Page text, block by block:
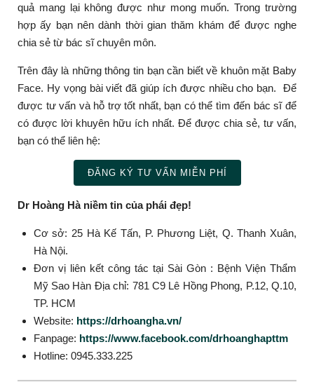
quả mang lại không được như mong muốn. Trong trường
hợp ấy bạn nên dành thời gian thăm khám để được nghe
chia sẻ từ bác sĩ chuyên môn.
Trên đây là những thông tin bạn cần biết về khuôn mặt Baby
Face. Hy vọng bài viết đã giúp ích được nhiều cho bạn. Để
được tư vấn và hỗ trợ tốt nhất, bạn có thể tìm đến bác sĩ để
có được lời khuyên hữu ích nhất. Để được chia sẻ, tư vấn,
bạn có thể liên hệ:
ĐĂNG KÝ TƯ VẤN MIỄN PHÍ
Dr Hoàng Hà niềm tin của phái đẹp!
Cơ sở: 25 Hà Kế Tấn, P. Phương Liệt, Q. Thanh Xuân,
Hà Nội.
Đơn vị liên kết công tác tại Sài Gòn : Bệnh Viện Thẩm
Mỹ Sao Hàn Địa chỉ: 781 C9 Lê Hồng Phong, P.12, Q.10,
TP. HCM
Website: https://drhoangha.vn/
Fanpage: https://www.facebook.com/drhoanghapttm
Hotline: 0945.333.225